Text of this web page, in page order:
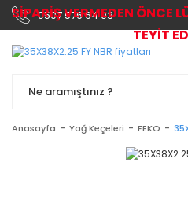
0507 576 64 03
Anasayfa Yağ Keçeleri FEKO
SİPARİŞ VERMEDEN ÖNCE
TEYİT